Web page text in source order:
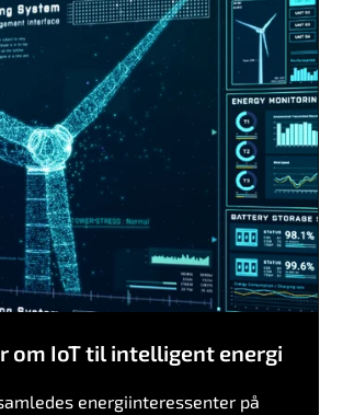
om IoT til intelligent energi
energiinteressenter på